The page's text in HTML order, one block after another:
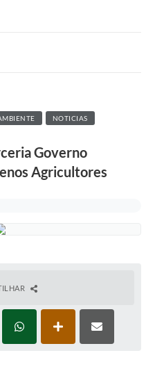
NOTICIAS
Governo
Agricultores